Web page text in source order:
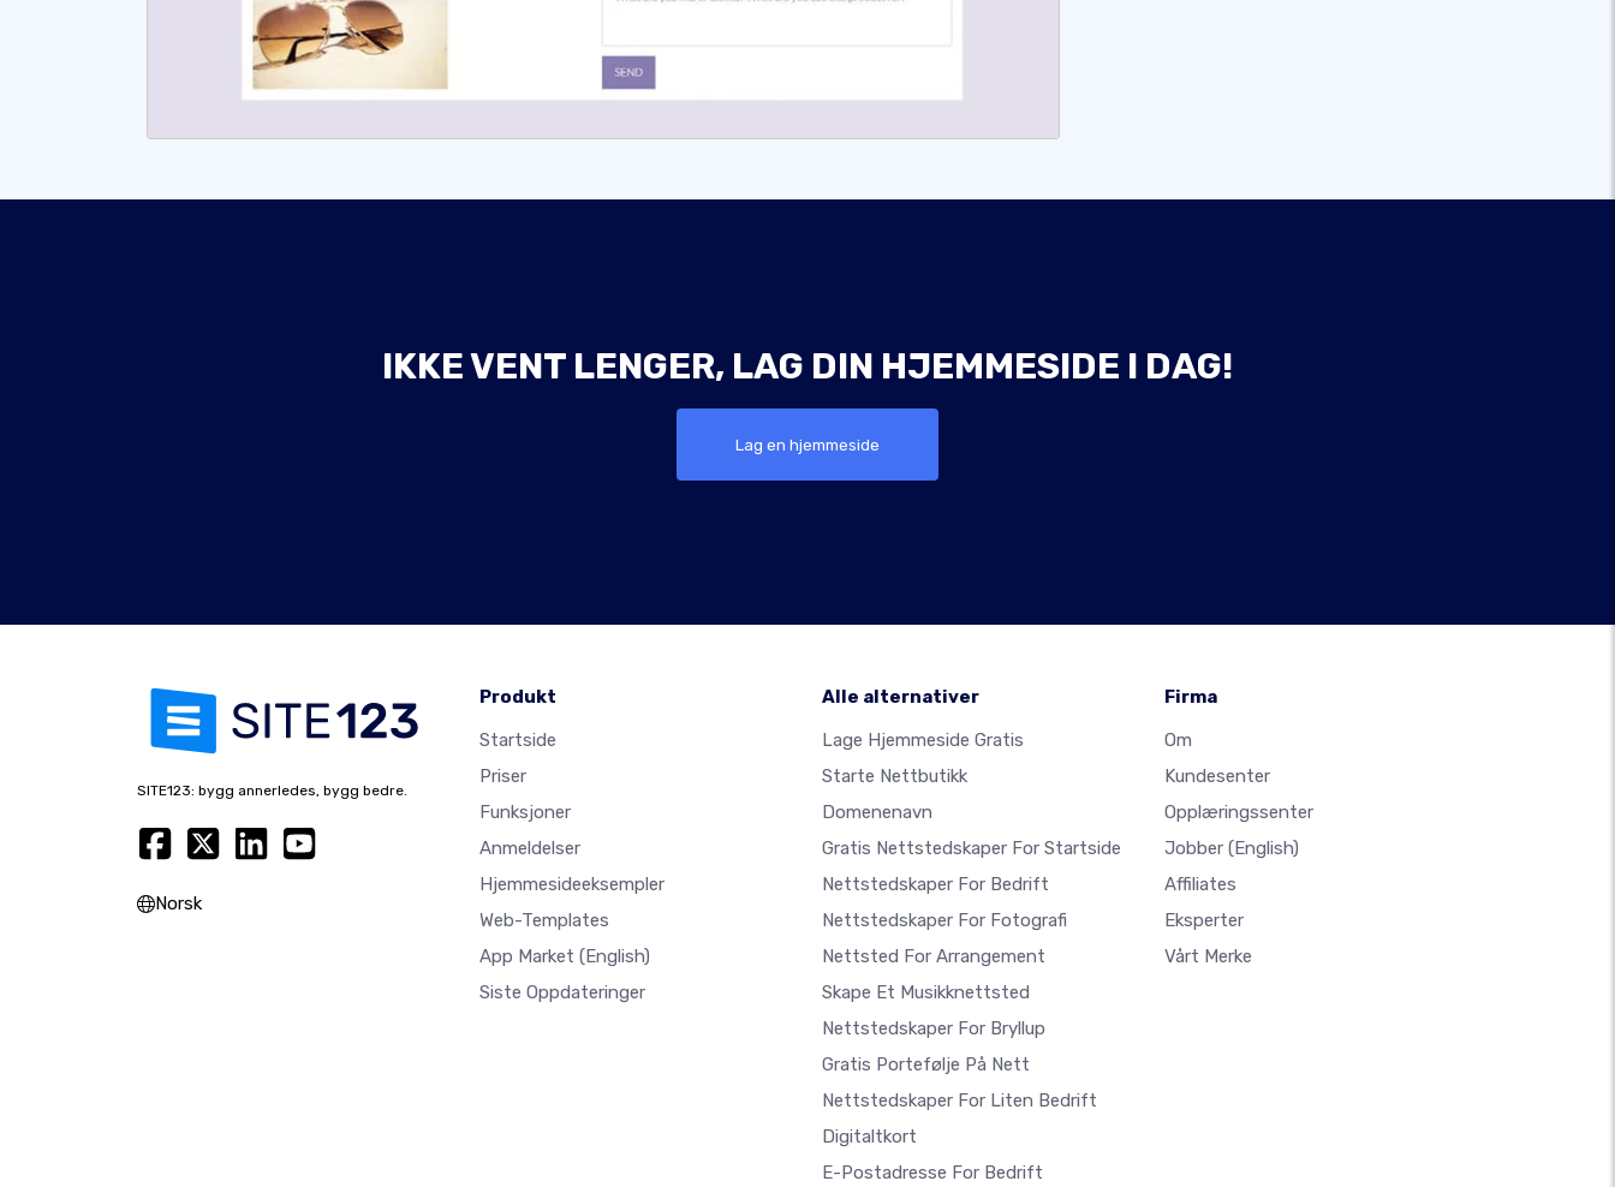
IKKE VENT LENGER, LAG DIN HJEMMESIDE I DAG!
Lag en hjemmeside
SITE123: bygg annerledes, bygg bedre.
Norsk
Produkt
Startside
Priser
Funksjoner
Anmeldelser
Hjemmesideeksempler
Web-Templates
App Market (English)
Siste Oppdateringer
Alle alternativer
Lage Hjemmeside Gratis
Starte Nettbutikk
Domenenavn
Gratis Nettstedskaper For Startside
Nettstedskaper For Bedrift
Nettstedskaper For Fotografi
Nettsted For Arrangement
Skape Et Musikknettsted
Nettstedskaper For Bryllup
Gratis Portefølje På Nett
Nettstedskaper For Liten Bedrift
Digitaltkort
E-Postadresse For Bedrift
Firma
Om
Kundesenter
Opplæringssenter
Jobber (English)
Affiliates
Eksperter
Vårt Merke